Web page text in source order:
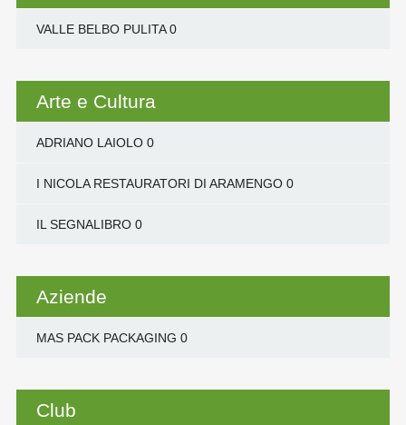
VALLE BELBO PULITA0
Arte e Cultura
ADRIANO LAIOLO0
I NICOLA RESTAURATORI DI ARAMENGO0
IL SEGNALIBRO0
Aziende
MAS PACK PACKAGING 0
Club